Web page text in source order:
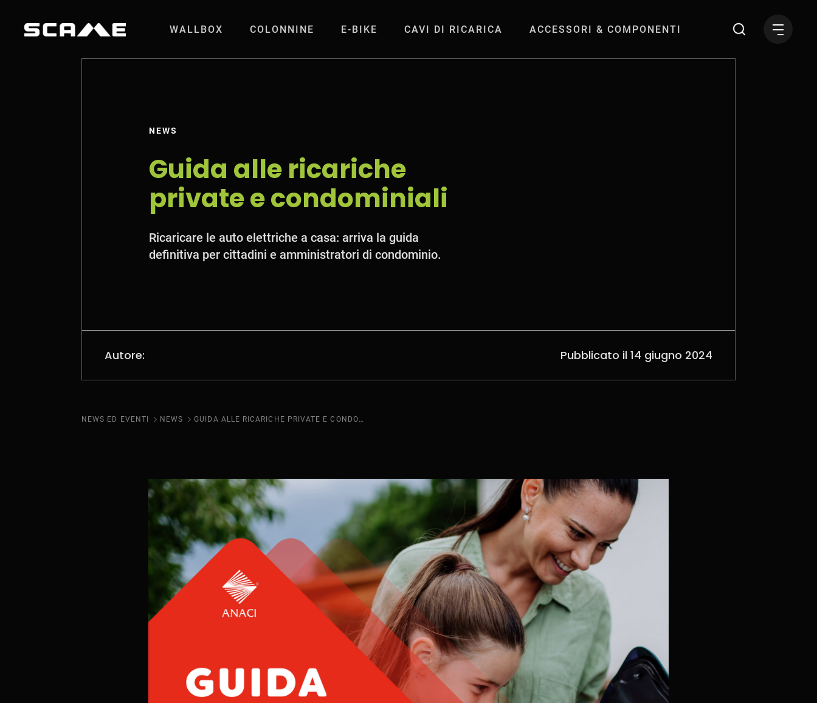
WALLBOX COLONNINE E-BIKE CAVI DI RICARICA ACCESSORI & COMPONENTI
NEWS
Guida alle ricariche
private e condominiali
Ricaricare le auto elettriche a casa: arriva la guida
definitiva per cittadini e amministratori di condominio.
Autore: Pubblicato il 14 giugno 2024
NEWS ED EVENTI NEWS GUIDA ALLE RICARICHE PRIVATE E CONDOMINIALI